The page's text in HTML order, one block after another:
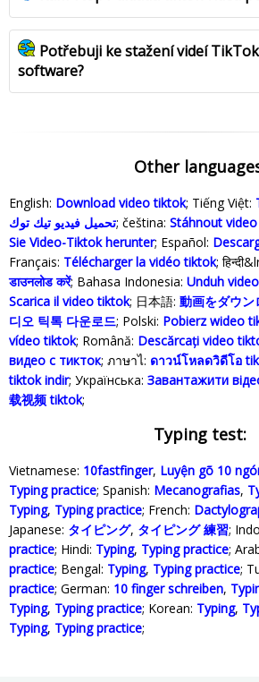
Potřebuji ke stažení videí
software?
Other
English: Download video tiktok; Tiếng Việt:
تحميل فيديو تيك توك; čeština: Stáhnout
Sie Video-Tiktok herunter; Español:
Français: Télécharger la vidéo tiktok;
डाउनलोड करें; Bahasa Indonesia‬: Unduh
Scarica il video tiktok; 日本語: 動画をダウン
디오 틱톡 다운로드; Polski‎: Pobierz wideo
vídeo tiktok; Română: Descărcați video
видео с тикток; ภาษาไ: ดาวน์โหลดวิดีโอ
tiktok indir; Українська‬: Завантажити
载视频 tiktok;
Typing test:
Vietnamese: 10fastfinger, Luyện gõ 10
Typing practice; Spanish: Mecanografias,
Typing, Typing practice; French:
Japanese: タイピング, タイピング 練習;
practice; Hindi: Typing, Typing practice;
practice; Bengal: Typing, Typing practice;
practice; German: 10 finger schreiben,
Typing, Typing practice; Korean: Typing,
Typing, Typing practice;